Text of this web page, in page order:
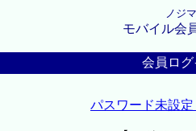
ノジマ
モバイル会
会員ログ
パスワード未設